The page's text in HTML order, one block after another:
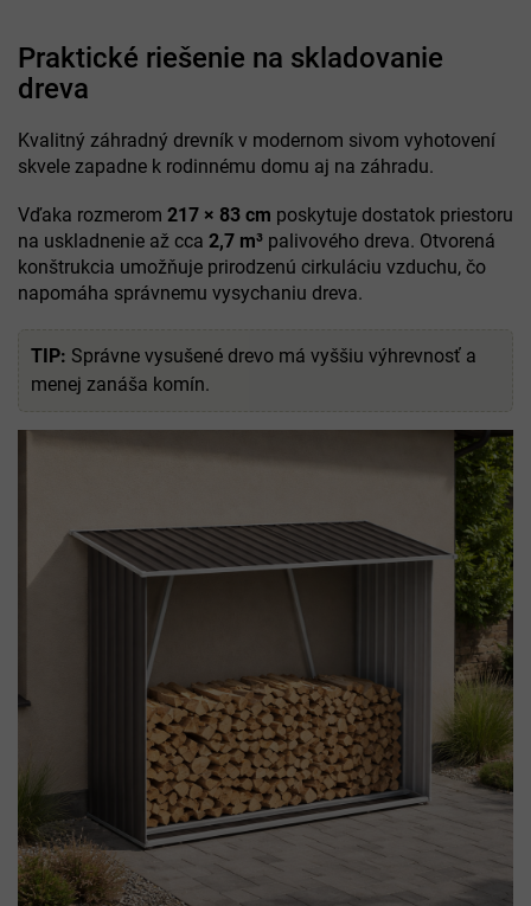
Praktické riešenie na skladovanie
dreva
Kvalitný záhradný drevník v modernom sivom vyhotovení
skvele zapadne k rodinnému domu aj na záhradu.
Vďaka rozmerom 217 × 83 cm poskytuje dostatok priestoru
na uskladnenie až cca 2,7 m³ palivového dreva. Otvorená
konštrukcia umožňuje prirodzenú cirkuláciu vzduchu, čo
napomáha správnemu vysychaniu dreva.
TIP: Správne vysušené drevo má vyššiu výhrevnosť a
menej zanáša komín.